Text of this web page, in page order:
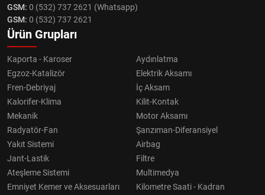
GSM: 0 (532) 737 2621 (Whatsapp)
GSM: 0 (532) 737 2621
Ürün Grupları
Kaporta - Karoser
Aydınlatma
Egzoz-Katalizör
Elektrik Aksamı
Fren-Debriyaj
İç Aksam
Kalorifer-Klima
Kilit-Kontak
Mekanik
Motor Aksamı
Radyatör-Fan
Şanzıman-Diferansiyel
Yakıt Sistemi
Airbag
Jant-Lastik
Filtre
Ateşleme Sistemi
Multimedya
Emniyet Kemer ve Aksesuarları
Kilometre Saati - Kadran